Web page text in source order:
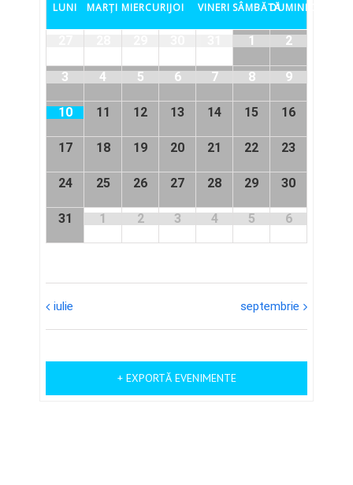
of
Evenimente
Evenimente
LUNI MARȚI MIERCURIJOI VINERI SÂMBĂTĂDUMINICĂ
1 2
3 4 5 6 7 8 9
10 11 12 13 14 15 16
17 18 19 20 21 22 23
24 25 26 27 28 29 30
31 1 2 3 4 5 6
iulie septembrie
+ EXPORTĂ EVENIMENTE